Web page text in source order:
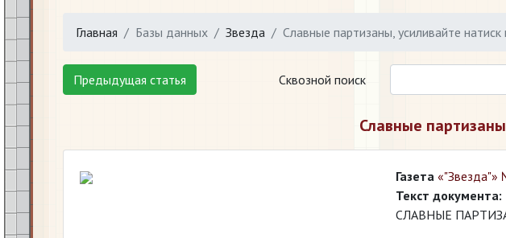
Главная Базы данных Звезда Славные партизаны, усиливайте натиск
Предыдущая статья Сквозной поиск
Славные
Газета
Текст документа:
СЛАВНЫЕ